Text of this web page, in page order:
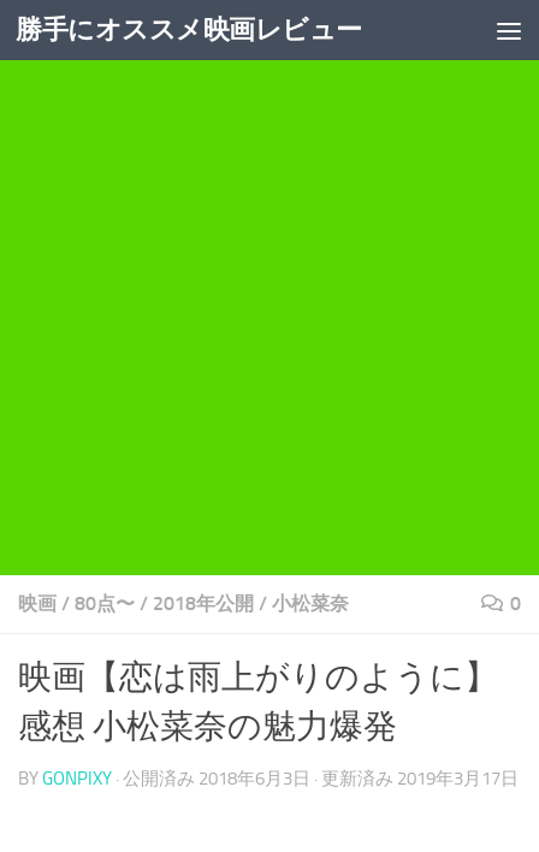
コンテンツへスキップ
勝手にオススメ映画レビュー
映画 / 80点〜 / 2018年公開 / 小松菜奈 0
映画【恋は雨上がりのように】
感想 小松菜奈の魅力爆発
BYGONPIXY · 公開済み 2018年6月3日 · 更新済み 2019年3月17日